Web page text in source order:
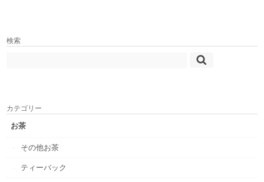
検索
カテゴリー
お茶
その他お茶
ティーバック